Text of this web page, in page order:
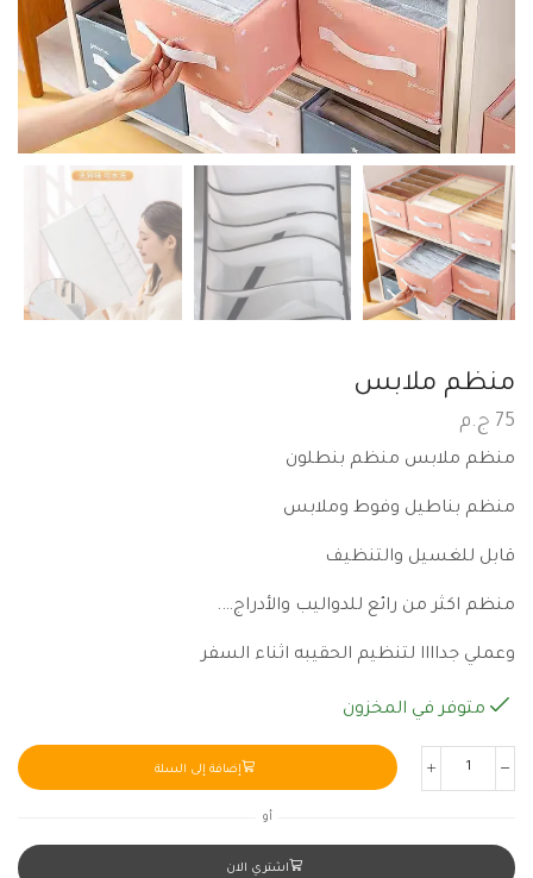
منظم ملابس
75 ج.م
منظم ملابس منظم بنطلون
منظم بناطيل وفوط وملابس
قابل للغسيل والتنظيف
منظم اكثر من رائع للدواليب والأدراج….
وعملي جداااا لتنظيم الحقيبه اثناء السفر
متوفر في المخزون
إضافة إلى السلة
أو
اشتري الان